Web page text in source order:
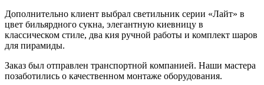
Дополнительно клиент выбрал светильник серии «Лайт» в
цвет бильярдного сукна, элегантную киевницу в
классическом стиле, два кия ручной работы и комплект шаров
для пирамиды.
Заказ был отправлен транспортной компанией. Наши мастера
позаботились о качественном монтаже оборудования.